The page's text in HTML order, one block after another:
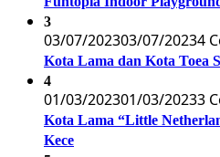
3
03/07/202303/07/20234
Kota Lama dan Kota Toea
4
01/03/202301/03/20233
Kota Lama “Little
Kece